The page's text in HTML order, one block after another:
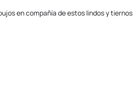
en compañía de estos lindos y tiernos